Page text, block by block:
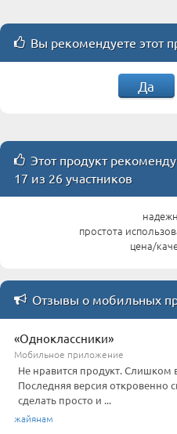
Вы рекомендуете этот
Да
Этот продукт
17 из 26 участников
простота
цена/
Отзывы о мобильных
«Одноклассники»
Мобильное приложение
Не нравится продукт. Слишком
Последняя версия
сделать просто и ...
жайянам